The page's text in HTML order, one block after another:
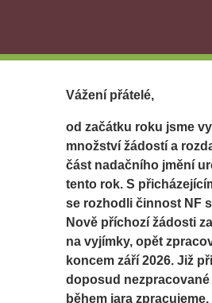
Vážení přátelé,
od začátku roku jsme
množství žádostí a
část nadačního jmění
tento rok. S
se rozhodli činnost NF
Nově příchozí žádosti
na vyjímky, opět
koncem září 2026. Již
doposud
během jara